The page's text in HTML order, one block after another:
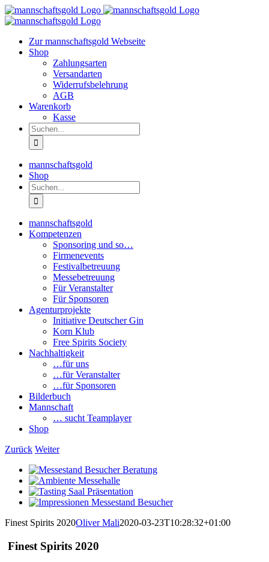
Zum
Inhalt
Zur mannschaftsgold Webseite
Shop
Zahlungsarten
Versandarten
Widerrufsbelehrung
AGB
Warenkorb
Kasse
Suche
nach:
mannschaftsgold
Shop
Suche
nach:
mannschaftsgold
Kompetenzen
Sponsoring und so…
Firmenevents
Festivalbetreuung
Messebetreuung
Für Veranstalter
Für Sponsoren
Agenturprojekte
Initiative Deutscher Gin
Korn Klub
Free Spirits Society
Nachhaltigkeit
…für uns
…für Veranstalter
…für Sponsoren
Bilderbuch
Mannschaft
… sucht Teamplayer
Shop
Zurück Weiter
View
Larger
Image
View
Larger
Image
View
Larger
View
Image
Finest Spirits 2020Oliver Mali2020-03-23T10:28:32+01:00
Finest Spirits 2020